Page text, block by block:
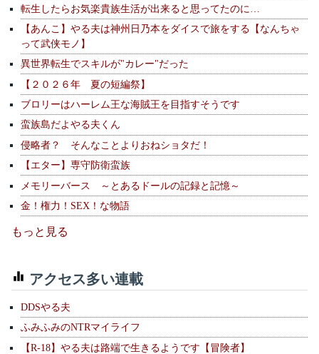
転生したらお気楽貴族生活が出来ると思ってたのに…
【あんこ】やる夫は神州日乃本をダイスで旅をする【なんちゃ
って武侠モノ】
異世界転生でスキルが"カレー"だった
【２０２６年 夏の短編祭】
ブロリーはハーレム王な海賊王を目指すそうです
蛮族島だよやる夫くん
侵略者？ そんなことよりおねショタだ！
【エター】専守防衛蛮族
メモリーバース ～とあるドールの記録と記憶～
金！権力！SEX！な物語
もっと見る
アクセス多い連載
DDSやる夫
ふみふみのNTRマイライフ
【R-18】やる夫は路端で生きるようです【冒険者】